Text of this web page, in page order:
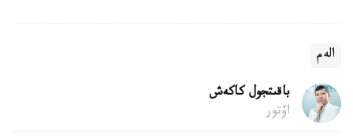
الەم
باقىتجول كاكەش
اۆتور